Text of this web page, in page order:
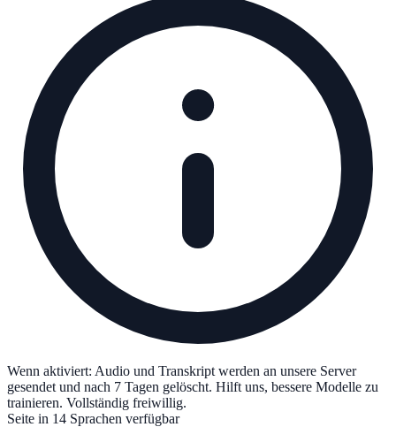
Wenn aktiviert: Audio und Transkript werden an unsere Server
gesendet und nach 7 Tagen gelöscht. Hilft uns, bessere Modelle zu
trainieren. Vollständig freiwillig.
Seite in 14 Sprachen verfügbar